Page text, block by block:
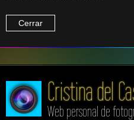
Cerrar
Cristina del
Web personal de